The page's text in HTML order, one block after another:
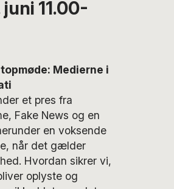
11.00-
Medierne i
et pres fra
Fake News og en
en voksende
når det gælder
Hvordan sikrer vi,
oplyste og